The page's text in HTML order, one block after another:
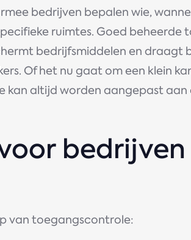
bedrijven bepalen wie,
ruimtes. Goed beheerde
bedrijfsmiddelen en draagt
Of het nu gaat om een klein
kan altijd worden aangepast aan
van toegangscontrole: